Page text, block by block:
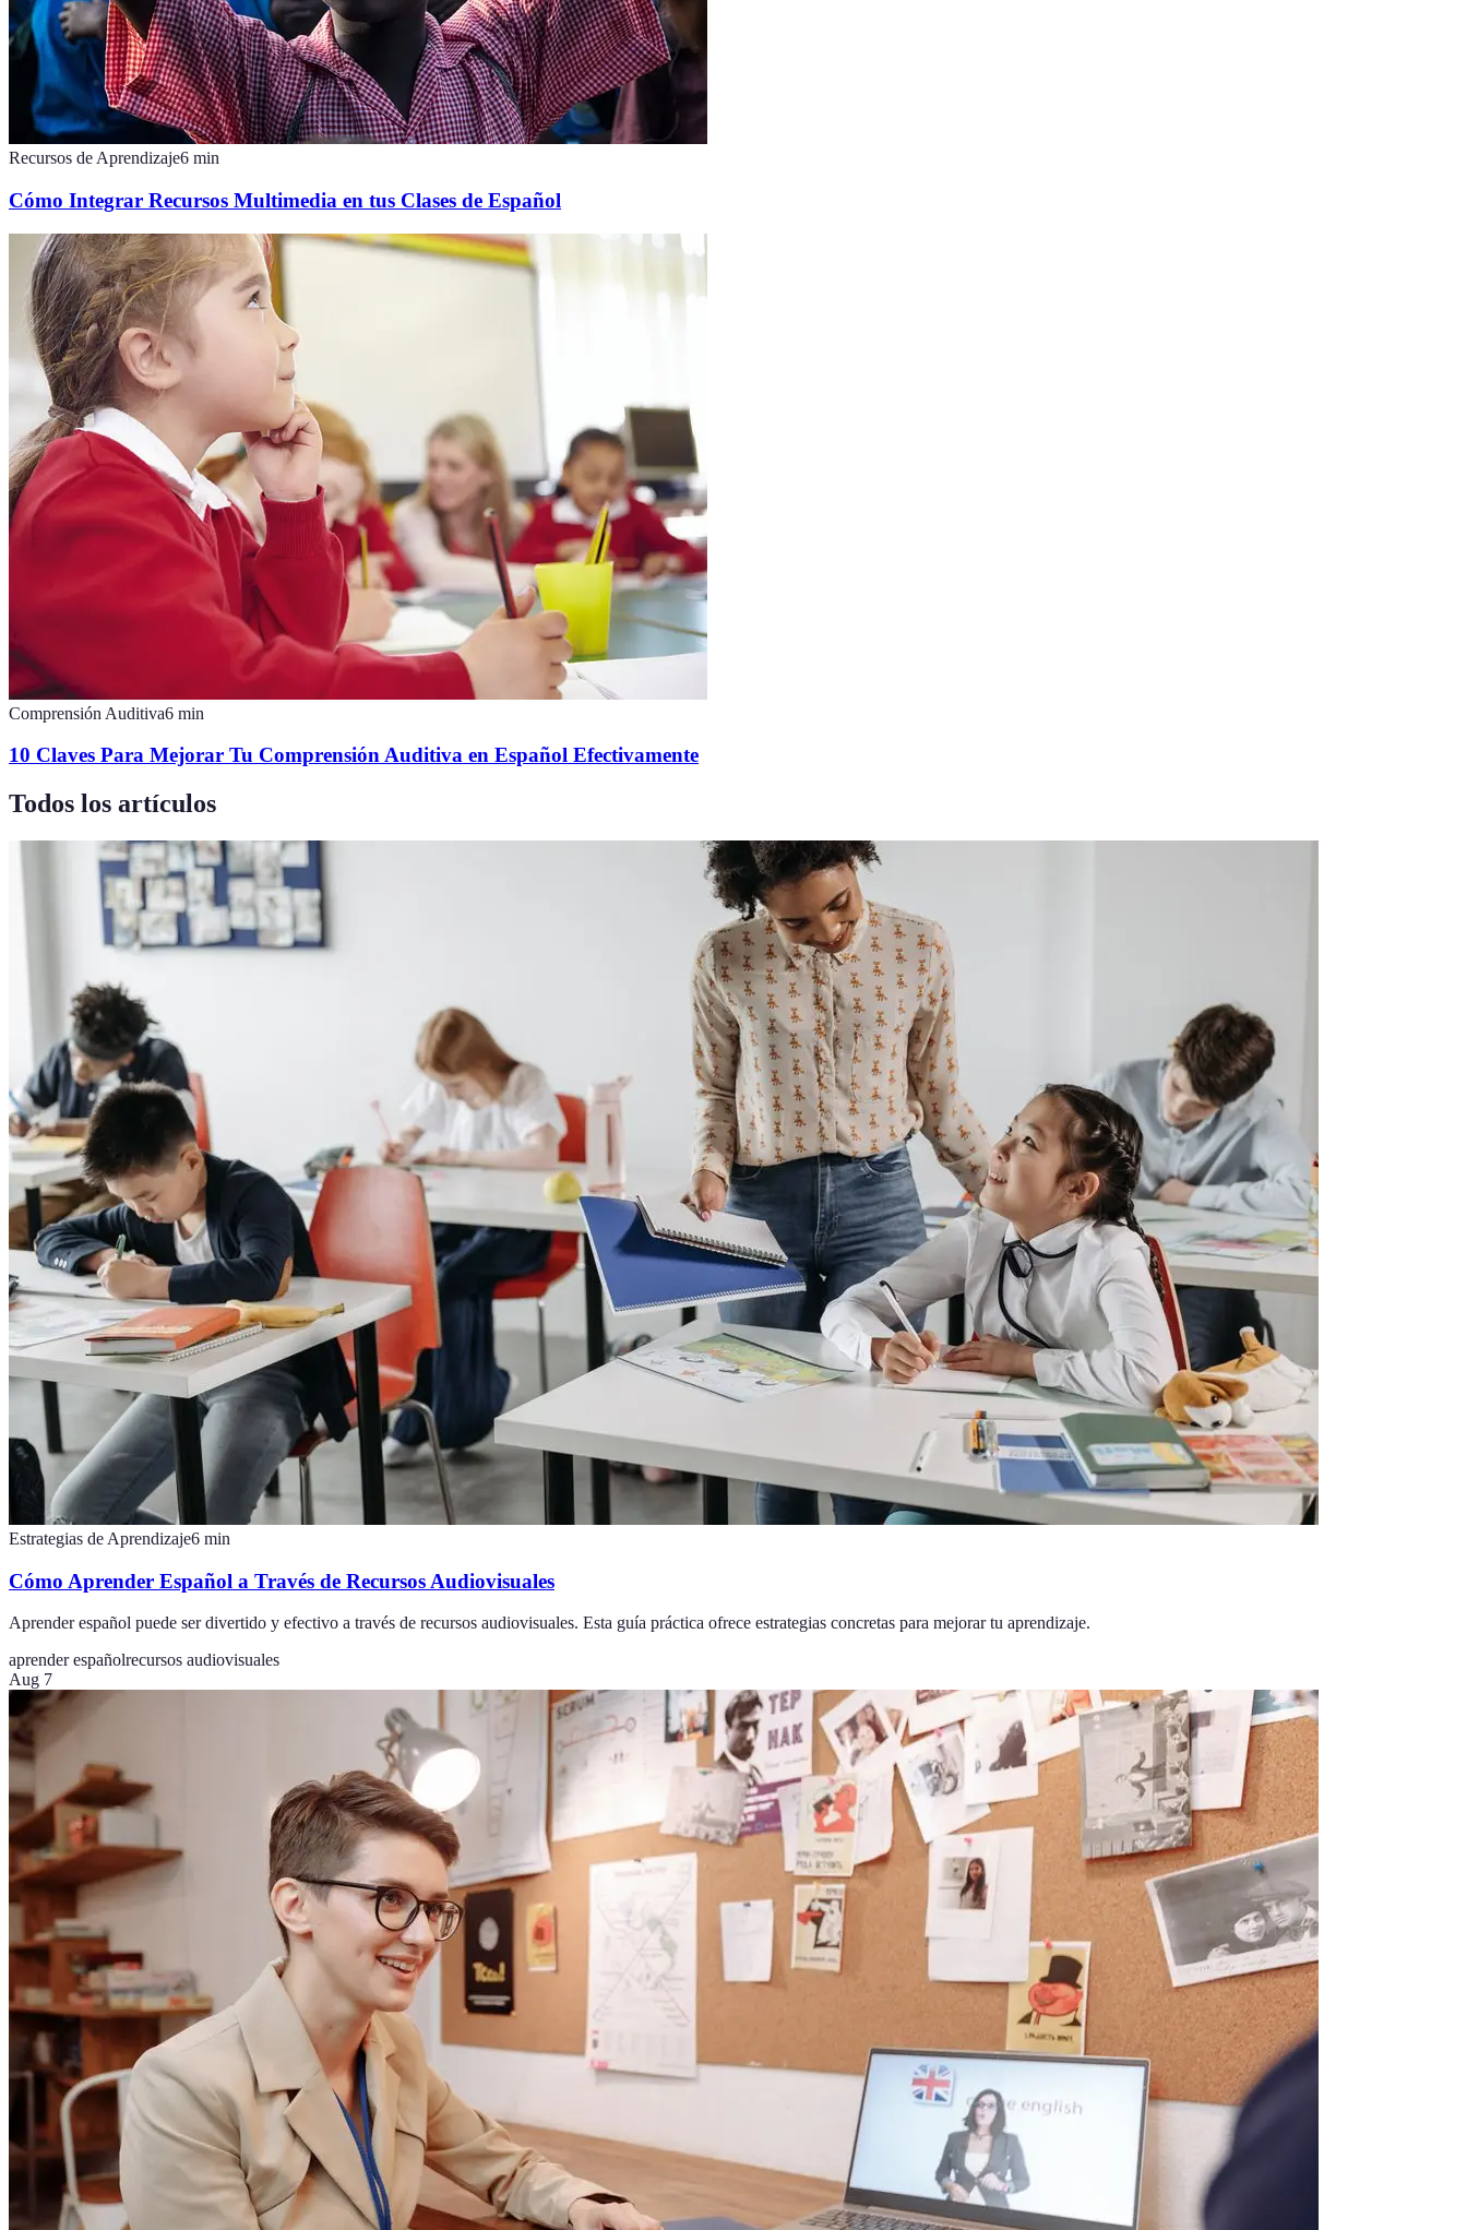
Recursos de Aprendizaje6 min
Cómo Integrar Recursos Multimedia en tus Clases de Español
Comprensión Auditiva6 min
10 Claves Para Mejorar Tu Comprensión Auditiva en Español Efectivamente
Todos los artículos
Estrategias de Aprendizaje6 min
Cómo Aprender Español a Través de Recursos Audiovisuales
Aprender español puede ser divertido y efectivo a través de recursos audiovisuales. Esta guía práctica ofrece estrategias concretas para mejorar tu aprendizaje.
aprender españolrecursos audiovisuales
Aug 7